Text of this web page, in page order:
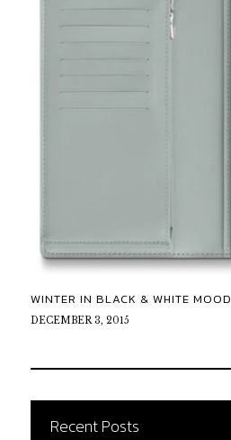
WINTER IN BLACK & WHITE MOOD
DECEMBER 3, 2015
Recent Posts